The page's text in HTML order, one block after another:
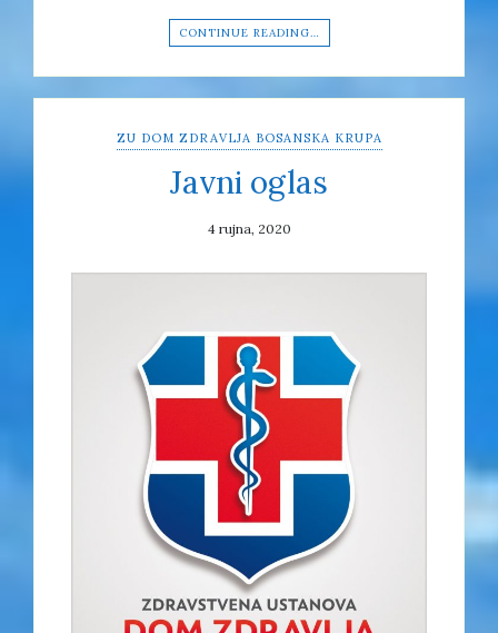
CONTINUE READING…
ZU DOM ZDRAVLJA BOSANSKA KRUPA
Javni oglas
4 rujna, 2020